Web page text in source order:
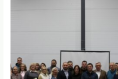
valdymo
sprendimai”